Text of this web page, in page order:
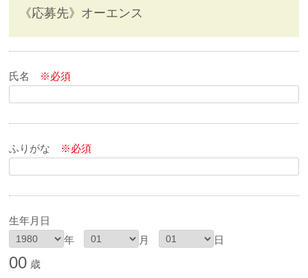
《応募先》 オーエンス
氏名 ※必須
ふりがな ※必須
生年月日
年
月 日
00 歳